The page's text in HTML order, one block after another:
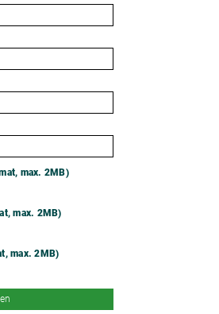
max. 2MB)
max. 2MB)
max. 2MB)